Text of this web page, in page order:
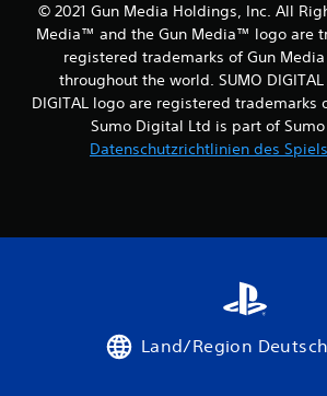
© 2021 Gun Media Holdings, Inc. All
Media™ and the Gun Media™ logo are
registered trademarks of Gun
throughout the world. SUMO
DIGITAL logo are registered trademarks
Sumo Digital Ltd is part of
Datenschutzrichtlinien des
Land/Region